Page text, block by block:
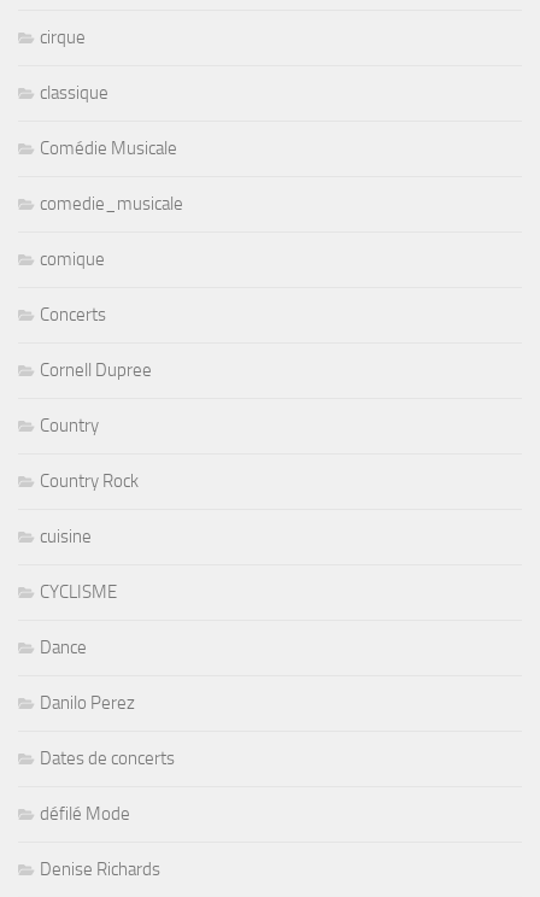
cirque
classique
Comédie Musicale
comedie_musicale
comique
Concerts
Cornell Dupree
Country
Country Rock
cuisine
CYCLISME
Dance
Danilo Perez
Dates de concerts
défilé Mode
Denise Richards